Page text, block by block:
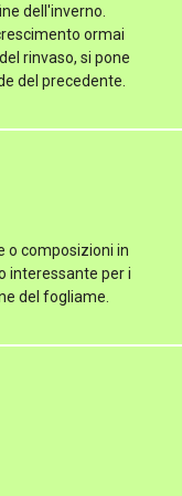
dell'inverno.
ormai
rinvaso, si pone
del precedente.
o composizioni in
interessante per i
del fogliame.